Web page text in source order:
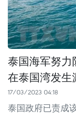
泰国海军努力
在泰国湾发生
17/03/2023 04:18
泰国政府已责成